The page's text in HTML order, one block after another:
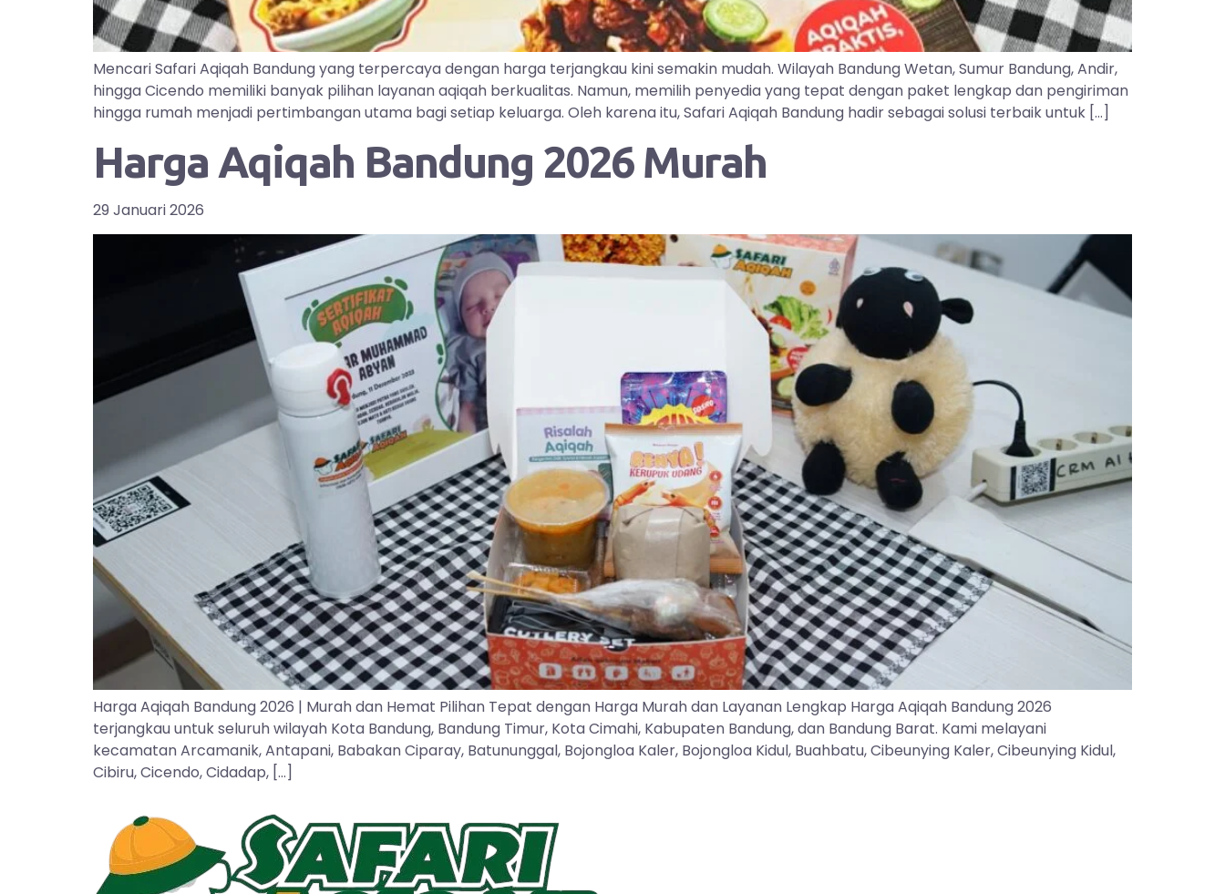
Mencari Safari Aqiqah Bandung yang terpercaya dengan harga terjangkau kini semakin mudah. Wilayah Bandung Wetan, Sumur Bandung, Andir,
hingga Cicendo memiliki banyak pilihan layanan aqiqah berkualitas. Namun, memilih penyedia yang tepat dengan paket lengkap dan pengiriman
hingga rumah menjadi pertimbangan utama bagi setiap keluarga. Oleh karena itu, Safari Aqiqah Bandung hadir sebagai solusi terbaik untuk […]
Harga Aqiqah Bandung 2026 Murah
29 Januari 2026
Harga Aqiqah Bandung 2026 | Murah dan Hemat Pilihan Tepat dengan Harga Murah dan Layanan Lengkap Harga Aqiqah Bandung 2026
terjangkau untuk seluruh wilayah Kota Bandung, Bandung Timur, Kota Cimahi, Kabupaten Bandung, dan Bandung Barat. Kami melayani
kecamatan Arcamanik, Antapani, Babakan Ciparay, Batununggal, Bojongloa Kaler, Bojongloa Kidul, Buahbatu, Cibeunying Kaler, Cibeunying Kidul,
Cibiru, Cicendo, Cidadap, […]